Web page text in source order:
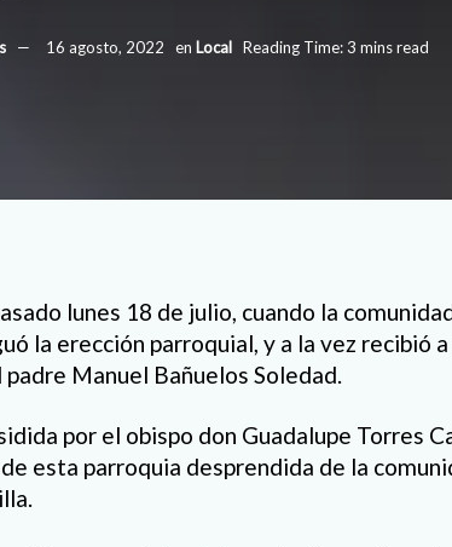
16 agosto, 2022 en Local Reading Time: 3 mins read
lunes 18 de julio, cuando la
la erección parroquial, y a la vez recibió
Manuel Bañuelos Soledad.
por el obispo don Guadalupe Torres
esta parroquia desprendida de la